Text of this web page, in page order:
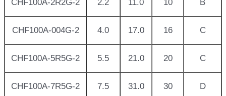
CHF100A-2R2G-2 2.2 11.0 10 B
CHF100A-004G-2 4.0 17.0 16 C
CHF100A-5R5G-2 5.5 21.0 20 C
CHF100A-7R5G-2 7.5 31.0 30 D